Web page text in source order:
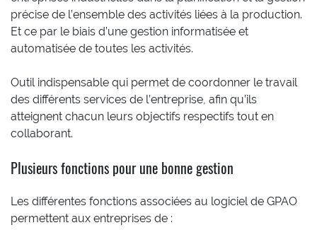
précise de l’ensemble des activités liées à la production.
Et ce par le biais d’une gestion informatisée et
automatisée de toutes les activités.
Outil indispensable qui permet de coordonner le travail
des différents services de l’entreprise, afin qu’ils
atteignent chacun leurs objectifs respectifs tout en
collaborant.
Plusieurs fonctions pour une bonne gestion
Les différentes fonctions associées au logiciel de GPAO
permettent aux entreprises de :